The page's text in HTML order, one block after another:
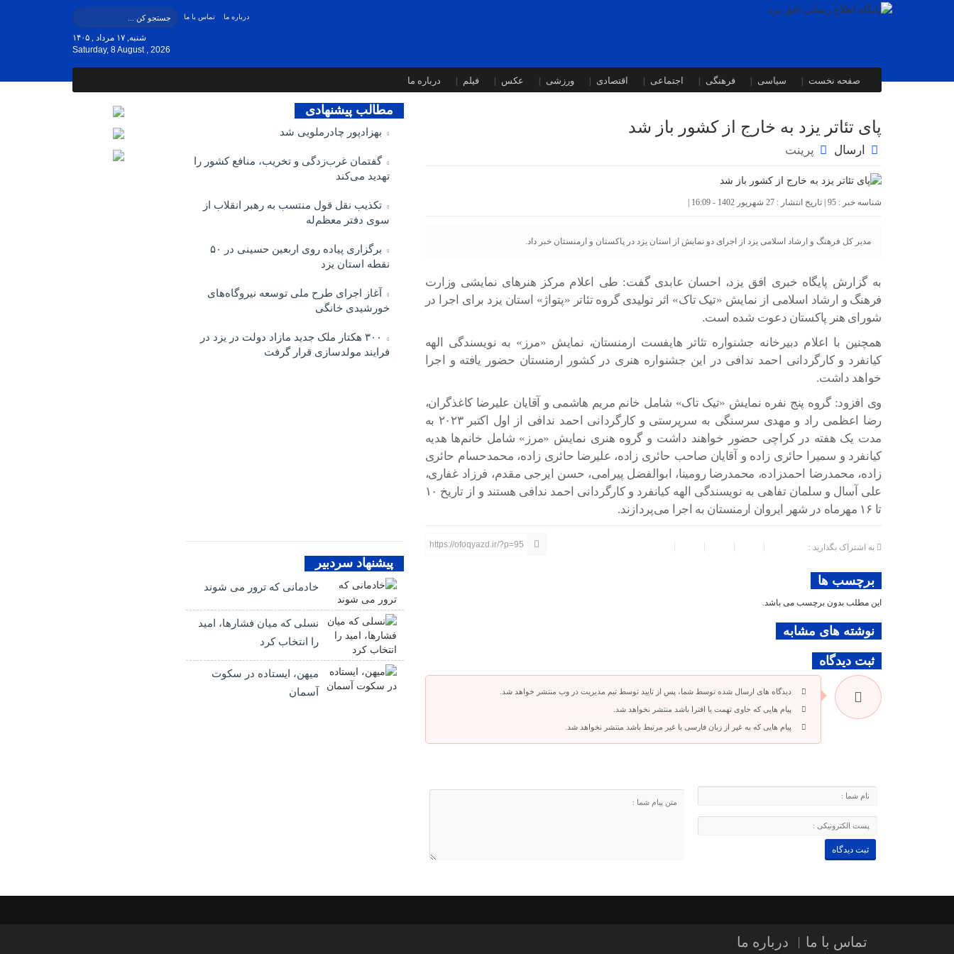
تماس با ما درباره ما
شنبه, ۱۷ مرداد , ۱۴۰۵
Saturday, 8 August , 2026
صفحه نخست سیاسی فرهنگی اجتماعی اقتصادی ورزشی عکس فیلم درباره ما
پای تئاتر یزد به خارج از کشور باز شد
ارسال پرینت
شناسه خبر : 95 | تاریخ انتشار : 27 شهریور 1402 - 16:09 |
مدیر کل فرهنگ و ارشاد اسلامی یزد از اجرای دو نمایش از استان یزد در پاکستان و ارمنستان خبر داد.
به گزارش پایگاه خبری افق یزد، احسان عابدی گفت: طی اعلام مرکز هنر‌های نمایشی وزارت
فرهنگ و ارشاد اسلامی از نمایش «تیک تاک» اثر تولیدی گروه تئاتر «پتواژ» استان یزد برای اجرا در
شورای هنر پاکستان دعوت شده است.
همچنین با اعلام دبیرخانه جشنواره تئاتر هایفست ارمنستان، نمایش «مرز» به نویسندگی الهه
کیانفرد و کارگردانی احمد ندافی در این جشنواره هنری در کشور ارمنستان حضور یافته و اجرا
خواهد داشت.
وی افزود: گروه پنج نفره نمایش «تیک تاک» شامل خانم مریم هاشمی و آقایان علیرضا کاغذگران،
رضا اعظمی راد و مهدی سرسنگی به سرپرستی و کارگردانی احمد ندافی از اول اکتبر ۲۰۲۳ به
مدت یک هفته در کراچی حضور خواهند داشت و گروه هنری نمایش «مرز» شامل خانم‌ها هدیه
کیانفرد و سمیرا حائری زاده و آقایان صاحب حائری زاده، علیرضا حائری زاده، محمدحسام حائری
زاده، محمدرضا احمدزاده، محمدرضا رومینا، ابوالفضل پیرامی، حسن ایرجی مقدم، فرزاد غفاری،
علی آسال و سلمان تفاهی به نویسندگی الهه کیانفرد و کارگردانی احمد ندافی هستند و از تاریخ ۱۰
تا ۱۶ مهرماه در شهر ایروان ارمنستان به اجرا می‌پردازند.
به اشتراک بگذارید : https://ofoqyazd.ir/?p=95
برچسب ها
این مطلب بدون برچسب می باشد.
نوشته های مشابه
ثبت دیدگاه
دیدگاه های ارسال شده توسط شما، پس از تایید توسط تیم مدیریت در وب منتشر خواهد شد.
پیام هایی که حاوی تهمت یا افترا باشد منتشر نخواهد شد.
پیام هایی که به غیر از زبان فارسی یا غیر مرتبط باشد منتشر نخواهد شد.
مطالب پیشنهادی
بهزادپور چادرملویی شد
گفتمان غرب‌زدگی و تخریب، منافع کشور را
تهدید می‌کند
تکذیب نقل قول منتسب به رهبر انقلاب از
سوی دفتر معظم‌له
برگزاری پیاده روی اربعین حسینی در ۵۰
نقطه استان یزد
آغاز اجرای طرح ملی توسعه نیروگاه‌های
خورشیدی خانگی
۳۰۰ هکتار ملک جدید مازاد دولت در یزد در
فرایند مولدسازی قرار گرفت
پیشنهاد سردبیر
خادمانی که ترور می شوند
نسلی که میان فشارها، امید
را انتخاب کرد
میهن، ایستاده در سکوت
آسمان
تماس با ما درباره ما